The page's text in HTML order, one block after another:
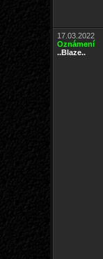
17.03.2022
Oznámení
..Blaze..